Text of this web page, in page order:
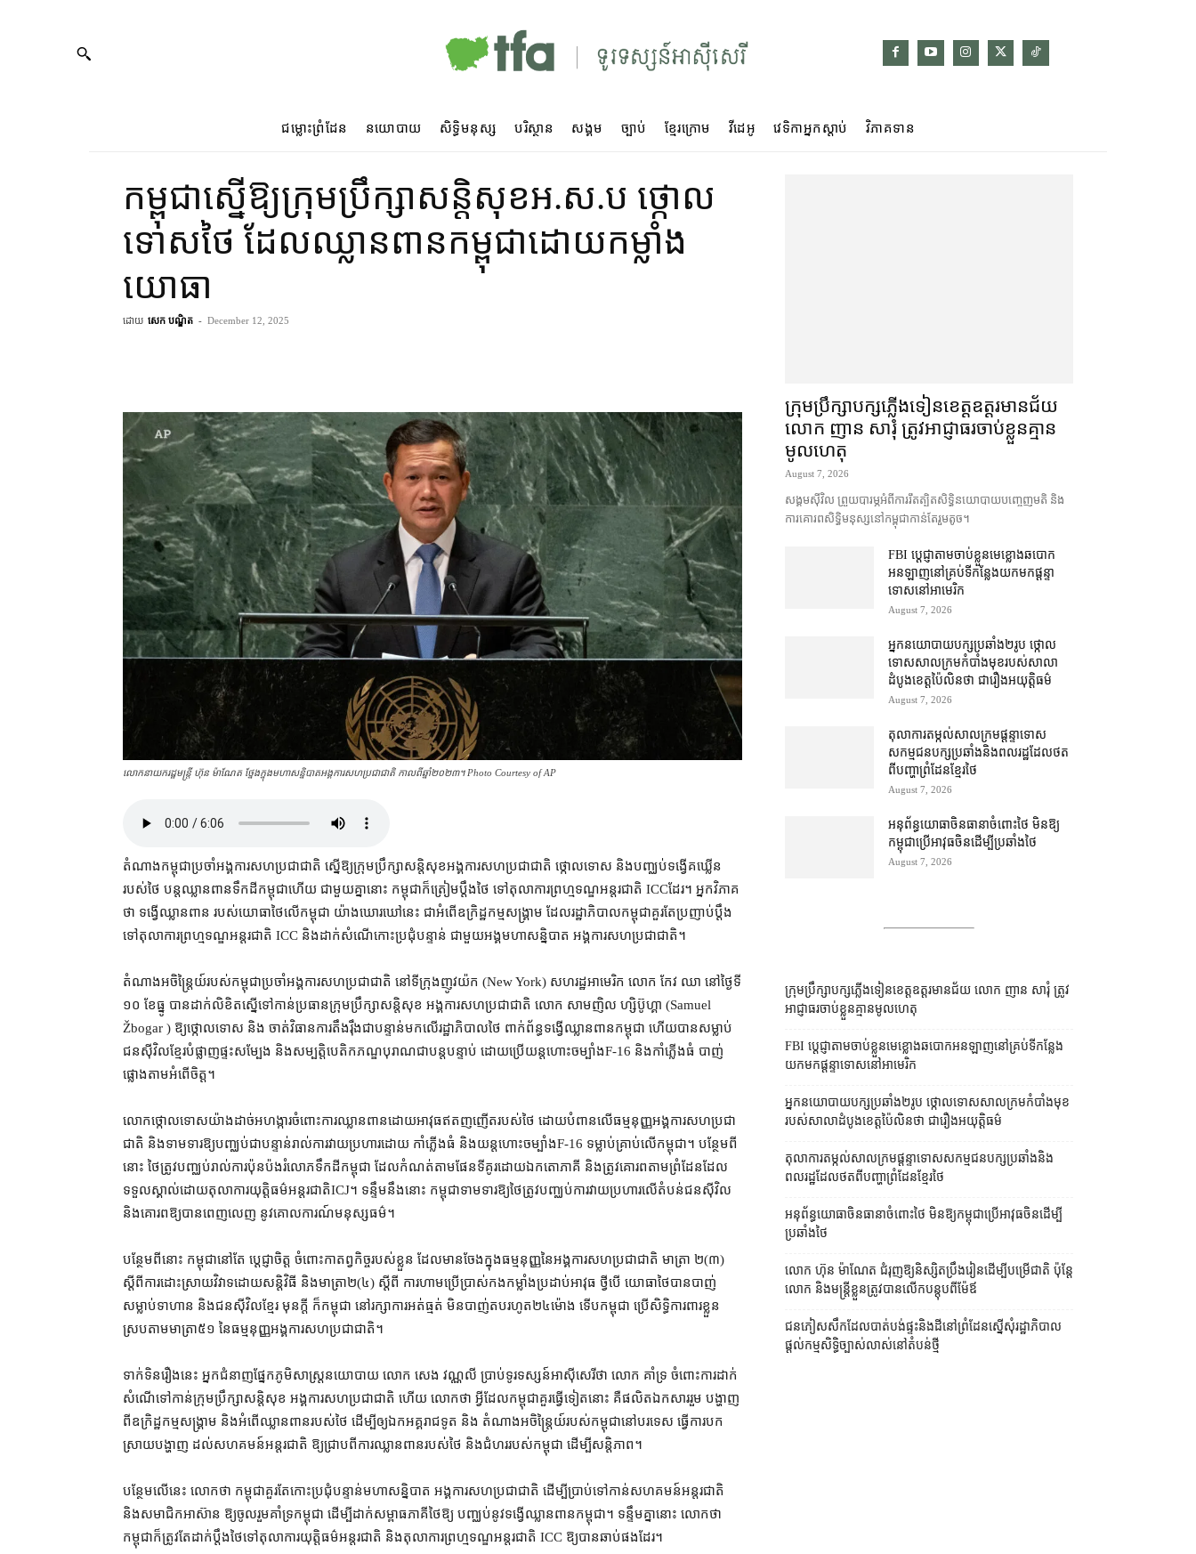
ជម្លោះព្រំដែន នយោបាយ សិទ្ធិមនុស្ស បរិស្ថាន សង្គម ច្បាប់ ខ្មែរក្រោម វីដេអូ វេទិកាអ្នកស្ដាប់ វិភាគទាន
កម្ពុជា​ស្នើ​ឱ្យ​ក្រុមប្រឹក្សា​សន្តិសុខ​អ.ស.ប ថ្កោល
ទោស​ថៃ ដែល​ឈ្លានពាន​​កម្ពុជា​ដោយ​កម្លាំង​
យោធា
ដោយ សេក បណ្ឌិត - December 12, 2025
លោក​នាយករដ្ឋមន្ត្រី ហ៊ុន ម៉ាណែត​​ ថ្នែងក្នុងមហាសន្និបាត​អង្គការសហប្រជាជាតិ កាលពីឆ្នាំ​២០២៣។ Photo Courtesy of AP
តំណាង​កម្ពុជា​ប្រចាំ​អង្គការសហប្រជាជាតិ ស្នើ​ឱ្យ​ក្រុមប្រឹក្សាសន្តិសុខ​អង្គការ​សហប្រជាជាតិ ថ្កោលទោស និង​បញ្ឈប់​ទង្វើ​គឃ្លើន​
របស់​ថៃ បន្ត​ឈ្លានពាន​ទឹកដី​កម្ពុជា​ហើយ ជាមួយគ្នា​នោះ កម្ពុជា​ក៏​ត្រៀម​ប្ដឹង​ថៃ ទៅ​តុលាការ​ព្រហ្មទណ្ឌ​អន្តរជាតិ ICC​ដែរ​។ អ្នកវិភាគ​
ថា ទង្វើ​ឈ្លានពាន របស់​យោធា​ថៃ​លើ​កម្ពុជា យ៉ាង​ឃោរឃៅ​នេះ ជា​អំពើ​ឧក្រិដ្ឋកម្ម​សង្គ្រាម ដែល​រដ្ឋាភិបាល​កម្ពុជា​គួរតែ​ប្រញាប់​ប្ដឹង
ទៅ​តុលាការ​ព្រហ្មទណ្ឌ​អន្តរជាតិ ICC និង​ដាក់​សំណើ​កោះ​ប្រជុំ​បន្ទាន់ ជាមួយ​អង្គ​មហាសន្និបាត អង្គការសហប្រជាជាតិ។
តំណាង​អចិន្ត្រៃយ៍​របស់​កម្ពុជា​ប្រចាំ​អង្គការសហប្រជាជាតិ នៅ​ទីក្រុង​ញូវយ៉ក (New York) សហរដ្ឋអាមេរិក លោក កែវ ឈា នៅ​ថ្ងៃទី​
១០ ខែធ្នូ បាន​ដាក់​លិខិតស្នើ​ទៅកាន់​ប្រធាន​ក្រុមប្រឹក្សាសន្តិសុខ អង្គការសហប្រជាជាតិ លោក សាមញិល ហ្សិប៊ូហ្គា (Samuel
Žbogar ) ឱ្យ​ថ្កោលទោស និង ចាត់វិធានការ​តឹងរ៉ឹង​ជាបន្ទាន់​មក​លើ​រដ្ឋាភិបាល​ថៃ ពាក់ព័ន្ធ​ទង្វើ​ឈ្លានពាន​កម្ពុជា ហើយ​បាន​សម្លាប់​
ជន​ស៊ីវិល​ខ្មែរ​បំផ្លាញ​ផ្ទះសម្បែង និង​សម្បត្តិ​បេតិកភណ្ឌ​បុរាណ​ជា​បន្តបន្ទាប់ ដោយ​ប្រើ​យន្តហោះ​ចម្បាំង​F-16 និង​កាំភ្លើង​ធំ បាញ់​
ផ្លោង​តាម​អំពើ​ចិត្ត។
លោក​ថ្កោលទោស​យ៉ាង​ដាច់អហង្ការ​ចំពោះ​ការឈ្លានពាន​ដោយ​អាវុធ​ឥត​ញញើត​របស់​ថៃ ដោយ​បំពាន​លើ​ធម្មនុញ្ញ​អង្គការ​សហប្រជា
ជាតិ និង​ទាមទារ​ឱ្យ​បញ្ឈប់​ជាបន្ទាន់​រាល់​ការវាយប្រហារ​ដោយ កាំភ្លើង​ធំ និង​យន្តហោះ​ចម្បាំង​F-16 ទម្លាប់​គ្រាប់​លើ​កម្ពុជា។ បន្ថែម​ពី​
នោះ ថៃ​ត្រូវ​បញ្ឈប់​រាល់​ការប៉ុនប៉ង​រំលោភ​ទឹកដី​កម្ពុជា ដែល​កំណត់​តាម​ផែនទី​គូរ​ដោយ​ឯកតោភាគី និង​ត្រូវ​គោរព​តាម​ព្រំដែន​ដែល​
ទទួលស្គាល់​ដោយ​តុលាការ​យុត្តិធម៌​អន្តរជាតិ​ICJ​។ ទន្ទឹម​នឹង​នោះ កម្ពុជា​ទាមទារ​ឱ្យ​ថៃ​ត្រូវ​បញ្ឈប់​ការវាយប្រហារ​លើ​តំបន់​ជន​ស៊ីវិល
និង​គោរព​ឱ្យ​បាន​ពេញលេញ នូវ​គោលការណ៍​មនុស្សធម៌។
បន្ថែម​ពី​នោះ កម្ពុជា​នៅតែ ប្ដេជ្ញាចិត្ត ចំពោះ​កាតព្វកិច្ច​របស់​ខ្លួន ដែល​មាន​ចែង​ក្នុង​ធម្មនុញ្ញ​នៃ​អង្គការ​សហប្រជាជាតិ មាត្រា ២(៣)
ស្ដីពី​ការ​ដោះស្រាយ​វិវាទ​ដោយ​សន្តិវិធី និង​មាត្រា​២(៤) ស្ដីពី ការ​ហាម​ប្រើប្រាស់​កងកម្លាំងប្រដាប់អាវុធ ថ្វីបើ យោធា​ថៃ​បាន​បាញ់
សម្លាប់​ទាហាន និង​ជន​ស៊ីវិល​ខ្មែរ មុន​ក្ដី ក៏​កម្ពុជា នៅ​រក្សា​ការ​អត់ធ្មត់ មិន​បាញ់​តប​រហូត​២៤​ម៉ោង ទើប​កម្ពុជា ប្រើ​សិទ្ធិ​ការពារ​ខ្លួន
ស្របតាម​មាត្រា​៥១ នៃ​ធម្មនុញ្ញ​អង្គការ​សហប្រជាជាតិ។
ទាក់ទិន​រឿង​នេះ អ្នកជំនាញ​ផ្នែក​ភូមិសាស្ត្រ​នយោបាយ លោក សេង វណ្ណលី ប្រាប់​ទូរទស្សន៍​អាស៊ីសេរី​ថា លោក គាំទ្រ ចំពោះ​ការ​ដាក់
សំណើ​ទៅកាន់​ក្រុមប្រឹក្សាសន្តិសុខ អង្គការ​សហប្រជាជាតិ ហើយ លោក​ថា អ្វី​ដែល​កម្ពុជា​គួរ​ធ្វើ​ទៀត​នោះ គឺ​ផលិត​ឯកសារ​រួម បង្ហាញ​
ពី​ឧក្រិដ្ឋកម្ម​សង្គ្រាម និង​អំពើ​ឈ្លានពាន​របស់​ថៃ ដើម្បី​ឲ្យ​ឯកអគ្គរាជទូត និង តំណាង​អចិន្ត្រៃយ៍​របស់​កម្ពុជា​នៅ​បរទេស ធ្វើការ​បក
ស្រាយ​បង្ហាញ ដល់​សហគមន៍​អន្តរជាតិ ឱ្យ​ជ្រាប​ពី​ការឈ្លានពាន​របស់​ថៃ និង​ជំហរ​របស់​កម្ពុជា ដើម្បី​សន្តិភាព។
បន្ថែម​លើ​នេះ លោក​ថា កម្ពុជា​គួរតែ​កោះ​ប្រជុំ​បន្ទាន់​មហាសន្និបាត អង្គការ​សហប្រជាជាតិ ដើម្បី​ប្រាប់​ទៅកាន់​សហគមន៍​អន្តរជាតិ
និង​សមាជិក​អាស៊ាន ឱ្យ​ចូលរួម​គាំទ្រ​កម្ពុជា ដើម្បី​ដាក់​សម្ពាធ​ភាគី​ថៃ​ឱ្យ បញ្ឈប់​នូវ​ទង្វើ​ឈ្លានពាន​កម្ពុជា។ ទន្ទឹមគ្នា​នោះ លោក​ថា
កម្ពុជា​ក៏​ត្រូវ​តែ​ដាក់​ប្ដឹង​ថៃ​ទៅ​តុលាការ​យុត្តិធម៌​អន្តរជាតិ និង​តុលាការ​ព្រហ្មទណ្ឌ​អន្តរជាតិ ICC ឱ្យ​បាន​ឆាប់​ផង​ដែរ។
ក្រុមប្រឹក្សា​បក្ស​ភ្លើងទៀន​ខេត្ត​ឧត្ដរមានជ័យ
លោក ញាន សារុំ ត្រូវ​អាជ្ញាធរ​ចាប់ខ្លួន​គ្មាន​
មូលហេតុ
August 7, 2026
សង្គម​ស៊ីវិល ព្រួយបារម្ភ​អំពី​ការ​រឹតត្បិត​សិទ្ធិ​នយោបាយ​បញ្ចេញមតិ និង​
ការគោរព​សិទ្ធិមនុស្ស​នៅ​កម្ពុជា​កាន់តែ​រួម​តូច។
FBI ប្ដេជ្ញា​តាម​ចាប់ខ្លួន​មេខ្លោង​ឆបោក​
អនឡាញ​នៅ​គ្រប់​ទីកន្លែង​យក​មក​ផ្ដន្ទា
ទោស​នៅ​អាមេរិក
August 7, 2026
អ្នកនយោបាយ​បក្ស​ប្រឆាំង​២​រូប ថ្កោល
ទោស​សាលក្រម​កំបាំងមុខ​របស់​សាលា
ដំបូង​ខេត្ត​ប៉ៃលិន​ថា ជា​រឿង​អយុត្តិធម៌
August 7, 2026
តុលាការ​តម្កល់​សាលក្រម​ផ្ដន្ទាទោស​
សកម្មជន​បក្ស​ប្រឆាំង​និង​ពលរដ្ឋ​ដែល​ថត​
ពី​បញ្ហា​ព្រំដែន​ខ្មែរ​ថៃ
August 7, 2026
អនុព័ន្ធយោធា​ចិន​ធានា​ចំពោះ​ថៃ មិន​ឱ្យ​
កម្ពុជា​ប្រើ​អាវុធ​ចិន​ដើម្បី​ប្រឆាំង​ថៃ ​
August 7, 2026
ក្រុមប្រឹក្សា​បក្ស​ភ្លើងទៀន​ខេត្ត​ឧត្ដរមានជ័យ លោក ញាន សារុំ ត្រូវ​
អាជ្ញាធរ​ចាប់ខ្លួន​គ្មាន​មូលហេតុ
FBI ប្ដេជ្ញា​តាម​ចាប់ខ្លួន​មេខ្លោង​ឆបោក​អនឡាញ​នៅ​គ្រប់​ទីកន្លែង​
យក​មក​ផ្ដន្ទាទោស​នៅ​អាមេរិក
អ្នកនយោបាយ​បក្ស​ប្រឆាំង​២​រូប ថ្កោលទោស​សាលក្រម​កំបាំងមុខ​
របស់​សាលាដំបូង​ខេត្ត​ប៉ៃលិន​ថា ជា​រឿង​អយុត្តិធម៌
តុលាការ​តម្កល់​សាលក្រម​ផ្ដន្ទាទោស​សកម្មជន​បក្ស​ប្រឆាំង​និង​
ពលរដ្ឋ​ដែល​ថត​ពី​បញ្ហា​ព្រំដែន​ខ្មែរ​ថៃ
អនុព័ន្ធយោធា​ចិន​ធានា​ចំពោះ​ថៃ មិន​ឱ្យ​កម្ពុជា​ប្រើ​អាវុធ​ចិន​ដើម្បី​
ប្រឆាំង​ថៃ ​
លោក ហ៊ុន ម៉ាណែត ជំរុញ​ឱ្យ​និស្សិត​ប្រឹងរៀន​ដើម្បី​បម្រើ​ជាតិ ប៉ុន្តែ​
លោក និង​មន្ត្រី​​ខ្លួន​ត្រូវ​បាន​លើក​បន្តុប​ពី​ម៉ែឪ
ជនភៀសសឹក​ដែល​បាត់បង់​ផ្ទះ​និង​ដី​នៅ​ព្រំដែន​ស្នើសុំ​រដ្ឋាភិបាល​
ផ្តល់​កម្មសិទ្ធិ​ច្បាស់លាស់​នៅ​តំបន់​ថ្មី